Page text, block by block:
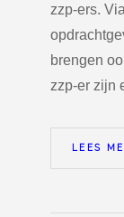
zzp-ers.
brengen
zzp-er zijn
LEES